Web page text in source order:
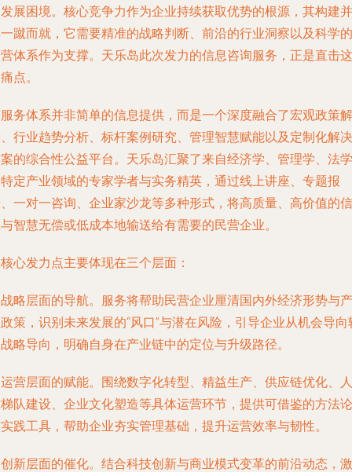
展困境。核心竞争力作为企业持续获取优势的根源，其构建并
蹴而就，它需要精准的战略判断、前沿的行业洞察以及科学的
体系作为支撑。天乐岛此次发力的信息咨询服务，正是直击这
点。
务体系并非简单的信息提供，而是一个深度融合了宏观政策解
行业趋势分析、标杆案例研究、管理智慧赋能以及定制化解决
的综合性公益平台。天乐岛汇聚了来自经济学、管理学、法学
定产业领域的专家学者与实务精英，通过线上讲座、专题报
一对一咨询、企业家沙龙等多种形式，将高质量、高价值的信
智慧无偿或低成本地输送给有需要的民营企业。
心发力点主要体现在三个层面：
略层面的导航。服务将帮助民营企业厘清国内外经济形势与产
策，识别未来发展的“风口”与潜在风险，引导企业从机会导向
略导向，明确自身在产业链中的定位与升级路径。
营层面的赋能。围绕数字化转型、精益生产、供应链优化、人
队建设、企业文化塑造等具体运营环节，提供可借鉴的方法论
践工具，帮助企业夯实管理基础，提升运营效率与韧性。
新层面的催化。结合科技创新与商业模式变革的前沿动态，激